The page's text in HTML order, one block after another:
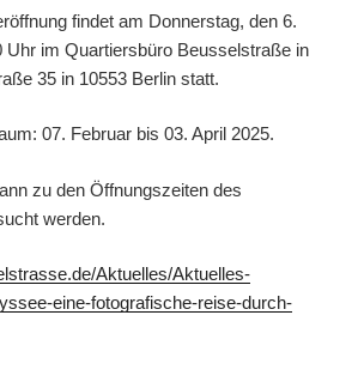
findet am Donnerstag, den 6.
Uhr im Quartiersbüro Beusselstraße in
35 in 10553 Berlin statt.
07. Februar bis 03. April 2025.
zu den Öffnungszeiten des
werden.
Aktuelles/Aktuelles-
eine-fotografische-reise-durch-